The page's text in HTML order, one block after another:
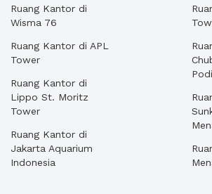
Ruang Kantor di
Wisma 76
Ruang Kantor di APL
Tower
Ruang Kantor di
Lippo St. Moritz
Tower
Ruang Kantor di
Jakarta Aquarium
Indonesia